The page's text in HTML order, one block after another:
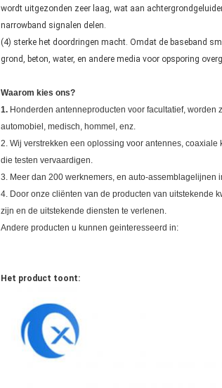
wordt uitgezonden zeer laag, wat aan
narrowband signalen delen.
(4) sterke het doordringen macht. Omdat de baseband
grond, beton, water, en andere media voor opsporing
Waarom kies ons?
1. Honderden antenneproducten voor facultatief,
automobiel, medisch, hommel, enz.
2. Wij verstrekken een oplossing voor antennes,
die testen vervaardigen.
3. Meer dan 200 werknemers, en auto-
4. Door onze cliënten van de producten van uitstekende
zijn en de uitstekende diensten te verlenen.
Andere producten u kunnen geinteresseerd in:
Het product toont: